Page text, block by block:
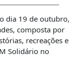
dia 19 de outubro,
composta por
recreações e
Solidário no